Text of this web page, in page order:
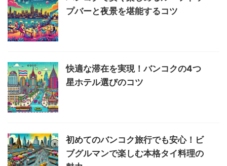
プバーと夜景を堪能するコツ
快適な滞在を実現！バンコクの4つ
星ホテル選びのコツ
初めてのバンコク旅行でも安心！ビ
ブグルマンで楽しむ本格タイ料理の